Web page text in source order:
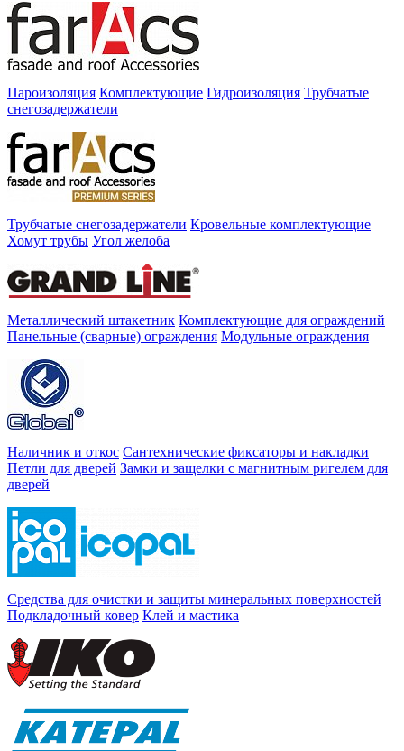
Пароизоляция Комплектующие Гидроизоляция Трубчатые
снегозадержатели
Трубчатые снегозадержатели Кровельные комплектующие
Хомут трубы Угол желоба
Металлический штакетник Комплектующие для ограждений
Панельные (сварные) ограждения Модульные ограждения
Наличник и откос Сантехнические фиксаторы и накладки
Петли для дверей Замки и защелки с магнитным ригелем для
дверей
Средства для очистки и защиты минеральных поверхностей
Подкладочный ковер Клей и мастика